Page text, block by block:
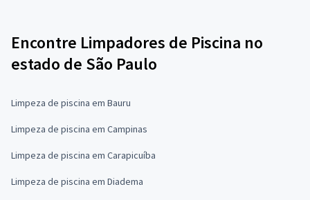
Encontre Limpadores de Piscina no
estado de São Paulo
Limpeza de piscina em Bauru
Limpeza de piscina em Campinas
Limpeza de piscina em Carapicuíba
Limpeza de piscina em Diadema